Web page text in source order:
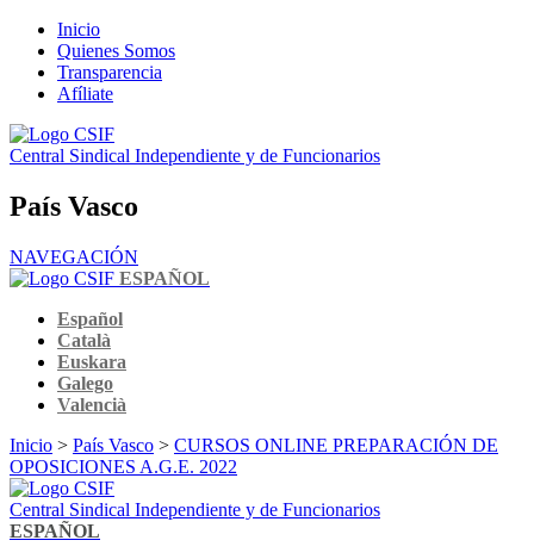
Inicio
Quienes Somos
Transparencia
Afíliate
Central Sindical Independiente y de Funcionarios
País Vasco
NAVEGACIÓN
ESPAÑOL
Español
Català
Euskara
Galego
Valencià
Inicio > País Vasco > CURSOS ONLINE PREPARACIÓN DE
OPOSICIONES A.G.E. 2022
Central Sindical Independiente y de Funcionarios
ESPAÑOL